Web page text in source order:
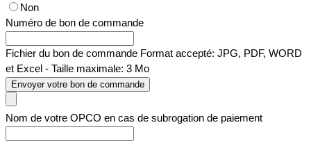
Non
Numéro de bon de commande
Fichier du bon de commande Format accepté: JPG, PDF, WORD
et Excel - Taille maximale: 3 Mo
Envoyer votre bon de commande
Nom de votre OPCO en cas de subrogation de paiement